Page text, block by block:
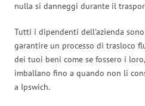
nulla si danneggi durante il
Tutti i dipendenti dell’azienda
garantire un processo di trasloco
dei tuoi beni come se fossero i
imballano fino a quando non li
a Ipswich.